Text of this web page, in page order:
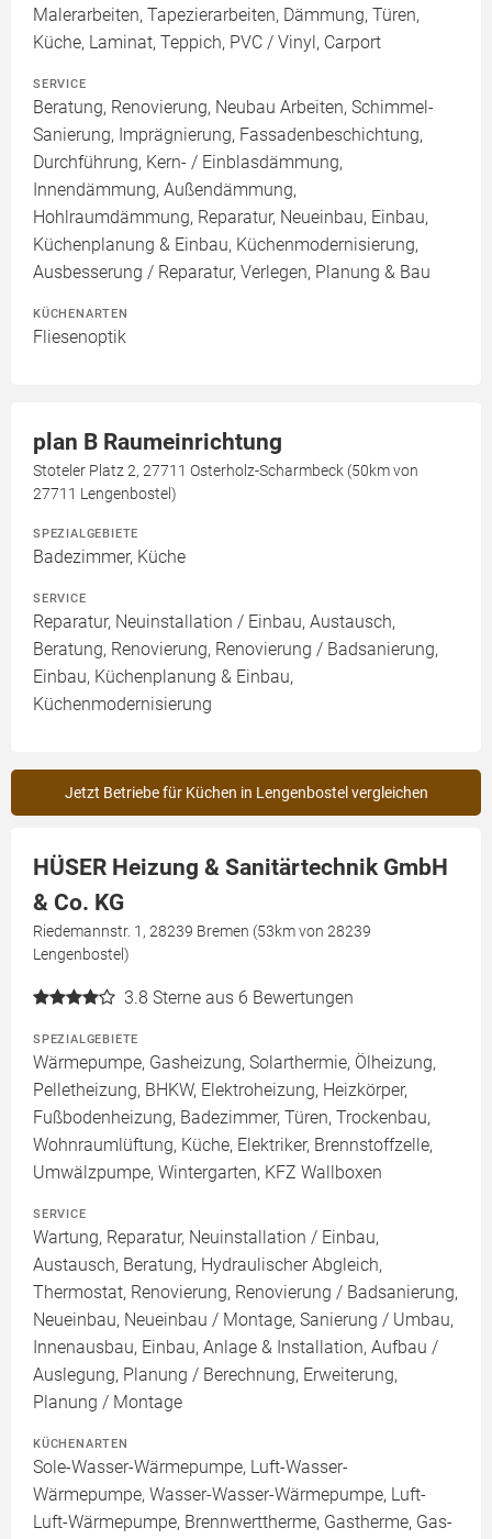
Malerarbeiten, Tapezierarbeiten, Dämmung, Türen,
Küche, Laminat, Teppich, PVC / Vinyl, Carport
SERVICE
Beratung, Renovierung, Neubau Arbeiten, Schimmel-
Sanierung, Imprägnierung, Fassadenbeschichtung,
Durchführung, Kern- / Einblasdämmung,
Innendämmung, Außendämmung,
Hohlraumdämmung, Reparatur, Neueinbau, Einbau,
Küchenplanung & Einbau, Küchenmodernisierung,
Ausbesserung / Reparatur, Verlegen, Planung & Bau
KÜCHENARTEN
Fliesenoptik
plan B Raumeinrichtung
Stoteler Platz 2, 27711 Osterholz-Scharmbeck (50km von
27711 Lengenbostel)
SPEZIALGEBIETE
Badezimmer, Küche
SERVICE
Reparatur, Neuinstallation / Einbau, Austausch,
Beratung, Renovierung, Renovierung / Badsanierung,
Einbau, Küchenplanung & Einbau,
Küchenmodernisierung
Jetzt Betriebe für Küchen in Lengenbostel vergleichen
HÜSER Heizung & Sanitärtechnik GmbH
& Co. KG
Riedemannstr. 1, 28239 Bremen (53km von 28239
Lengenbostel)
3.8 Sterne aus 6 Bewertungen
SPEZIALGEBIETE
Wärmepumpe, Gasheizung, Solarthermie, Ölheizung,
Pelletheizung, BHKW, Elektroheizung, Heizkörper,
Fußbodenheizung, Badezimmer, Türen, Trockenbau,
Wohnraumlüftung, Küche, Elektriker, Brennstoffzelle,
Umwälzpumpe, Wintergarten, KFZ Wallboxen
SERVICE
Wartung, Reparatur, Neuinstallation / Einbau,
Austausch, Beratung, Hydraulischer Abgleich,
Thermostat, Renovierung, Renovierung / Badsanierung,
Neueinbau, Neueinbau / Montage, Sanierung / Umbau,
Innenausbau, Einbau, Anlage & Installation, Aufbau /
Auslegung, Planung / Berechnung, Erweiterung,
Planung / Montage
KÜCHENARTEN
Sole-Wasser-Wärmepumpe, Luft-Wasser-
Wärmepumpe, Wasser-Wasser-Wärmepumpe, Luft-
Luft-Wärmepumpe, Brennwerttherme, Gastherme, Gas-